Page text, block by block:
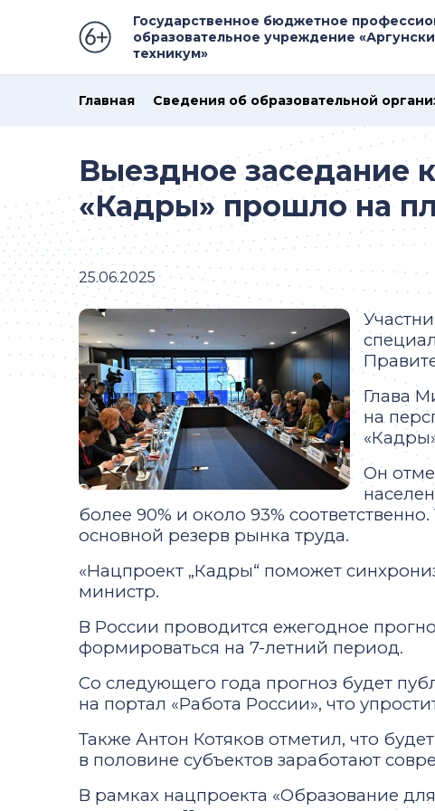
Государственное бюджетное
образовательное учреждение
техникум»
Главная Сведения об образовательной
Выездное заседание
«Кадры» прошло на
25.06.2025
Глава
на
Он
более 90% и около 93%
основной резерв рынка труда.
«Нацпроект „Кадры“ поможет
министр.
В России проводится ежегодное
формироваться на 7-летний период.
Со следующего года прогноз будет
на портал «Работа России», что
Также Антон Котяков отметил, что
в половине субъектов заработают
В рамках нацпроекта «Образование